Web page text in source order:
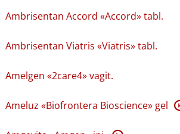
Ambrisentan Accord «Accord» tabl.
Ambrisentan Viatris «Viatris» tabl.
Amelgen «2care4» vagit.
Ameluz «Biofrontera Bioscience» gel K